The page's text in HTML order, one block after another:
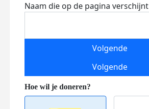
Naam die op de pagina verschijnt
Volgende
Volgende